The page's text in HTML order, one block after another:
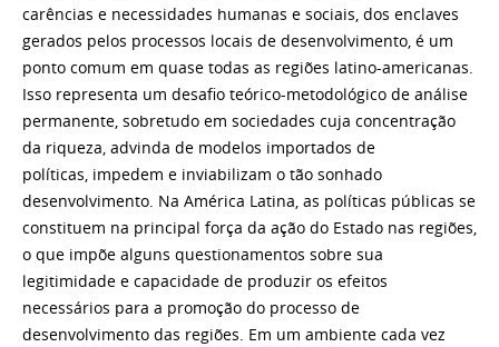
carências e necessidades humanas e sociais, dos enclaves
gerados pelos processos locais de desenvolvimento, é um
ponto comum em quase todas as regiões latino-americanas.
Isso representa um desafio teórico-metodológico de análise
permanente, sobretudo em sociedades cuja concentração
da riqueza, advinda de modelos importados de
políticas, impedem e inviabilizam o tão sonhado
desenvolvimento. Na América Latina, as políticas públicas se
constituem na principal força da ação do Estado nas regiões,
o que impõe alguns questionamentos sobre sua
legitimidade e capacidade de produzir os efeitos
necessários para a promoção do processo de
desenvolvimento das regiões. Em um ambiente cada vez